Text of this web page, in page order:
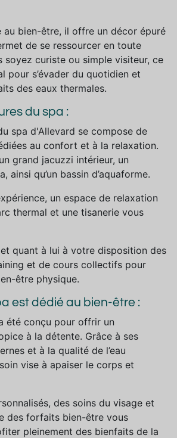
au bien-être, il offre un décor épuré
de se ressourcer en toute
soyez curiste ou simple visiteur, ce
pour s’évader du quotidien et
des eaux thermales.
du spa :
spa d'Allevard se compose de
au confort et à la relaxation.
grand jacuzzi intérieur, un
ainsi qu’un bassin d’aquaforme.
un espace de relaxation
thermal et une tisanerie vous
quant à lui à votre disposition des
et de cours collectifs pour
être physique.
est dédié au bien-être :
été conçu pour offrir un
à la détente. Grâce à ses
et à la qualité de l’eau
vise à apaiser le corps et
des soins du visage et
des forfaits bien-être vous
pleinement des bienfaits de la